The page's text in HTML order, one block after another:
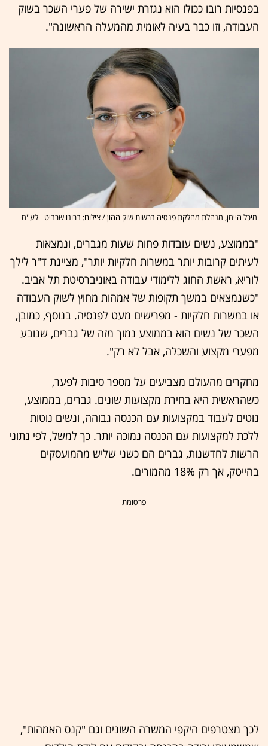
בפנסיות רובו ככולו הוא נגזרת ישירה של פערי השכר בשוק
העבודה, וזו כבר בעיה לאומית מהמעלה הראשונה".
מיכל היימן, מנהלת מחלקת פנסיה ברשות שוק ההון / צילום: ברונו שרביט - לע''מ
"בממוצע, נשים עובדות פחות שעות מגברים, ונמצאות
לעיתים קרובות יותר במשרות חלקיות יותר", מציינת ד"ר לילך
לוריא, ראשת החוג ללימודי עבודה באוניברסיטת תל אביב.
"כשנמצאים במשך תקופות של אמהות מחוץ לשוק העבודה
או במשרות חלקיות - מפרישים מעט לפנסיה. בנוסף, כמובן,
השכר של נשים הוא בממוצע נמוך מזה של גברים, שנובע
מפערי מקצוע והשכלה, אבל לא רק".
מחקרים מהעולם מצביעים על מספר סיבות לפער,
כשהראשית היא בחירת מקצועות שונים. גברים, בממוצע,
נוטים לעבוד במקצועות עם הכנסה גבוהה, ונשים נוטות
ללכת למקצועות עם הכנסה נמוכה יותר. כך למשל, לפי נתוני
הרשות לחדשנות, גברים הם כשני שליש מהמועסקים
בהייטק, אך רק 18% מהמורים.
- פרסומת -
לכך מצטרפים היקפי המשרה השונים וגם "קנס האמהות",